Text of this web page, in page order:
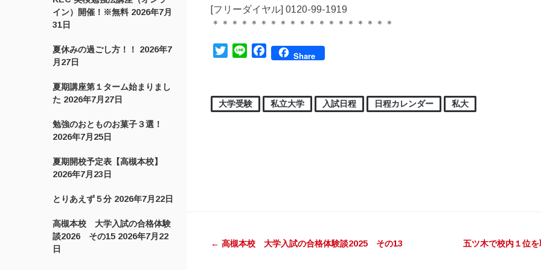
イン）開催！※無料 2026年7月
31日
夏休みの過ごし方！！
2026年7
月27日
夏期講座第１ターム始まりまし
た 2026年7月27日
勉強のおとものお菓子３選！
2026年7月25日
夏期開校予定表【高槻本校】
2026年7月23日
とりあえず５分 2026年7月22日
高槻本校 大学入試の合格体験
談2026 その15 2026年7月22
日
[フリーダイヤル] 0120-99-1919
＊＊＊＊＊＊＊＊＊＊＊＊＊＊＊＊＊＊＊
TwitterLine FacebookShare
大学受験 私立大学 入試日程 日程カレンダー 私大
← 高槻本校 大学入試の合格体験談2025 その13 五ツ木で校内１位を